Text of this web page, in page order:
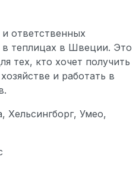
ответственных
в теплицах в Швеции. Это
тех, кто хочет получить
и работать в
Хельсингборг, Умео,